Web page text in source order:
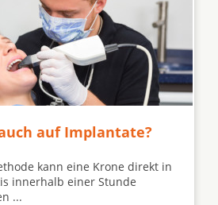
auf Implantate?
kann eine Krone direkt in
innerhalb einer Stunde
...